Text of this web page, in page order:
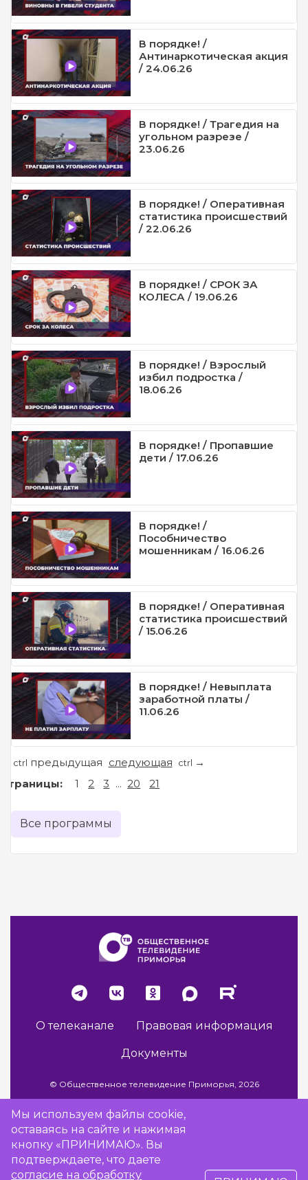
В порядке! /
Антинаркотическая акция
/ 24.06.26
В порядке! / Трагедия на
угольном разрезе /
23.06.26
В порядке! / Оперативная
статистика происшествий
/ 22.06.26
В порядке! / СРОК ЗА
КОЛЕСА / 19.06.26
В порядке! / Взрослый
избил подростка /
18.06.26
В порядке! / Пропавшие
дети / 17.06.26
В порядке! /
Пособничество
мошенникам / 16.06.26
В порядке! / Оперативная
статистика происшествий
/ 15.06.26
В порядке! / Невыплата
заработной платы /
11.06.26
ctrl предыдущая следующая ctrl →
Страницы: 1 2 3 ... 20 21
Все программы
О телеканале Правовая информация
Документы
© Общественное телевидение Приморья, 2026
Разработка сайта -Vladweb
Мы используем файлы cookie,
оставаясь на сайте и нажимая
кнопку «ПРИНИМАЮ». Вы
подтверждаете, что даете
согласие на обработку